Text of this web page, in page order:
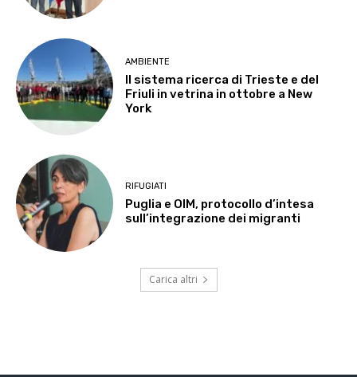
AMBIENTE
Il sistema ricerca di Trieste e del
Friuli in vetrina in ottobre a New
York
RIFUGIATI
Puglia e OIM, protocollo d’intesa
sull’integrazione dei migranti
Carica altri